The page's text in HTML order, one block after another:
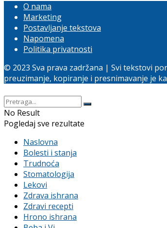
O nama
Marketing
Postavljanje tekstova
Napomena
Politika privatnosti
© 2023 Sva prava zadržana | Svi tekstovi
preuzimanje, kopiranje i presnimavanje je
No Result
Pogledaj sve rezultate
Naslovna
Bolesti i stanja
Trudnoća
Stomatologija
Lekovi
Zdrava ishrana
Zdravi recepti
Hrono ishrana